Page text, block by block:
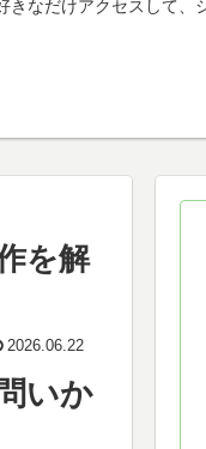
なだけアクセスして、
を解
2026.06.22
いか